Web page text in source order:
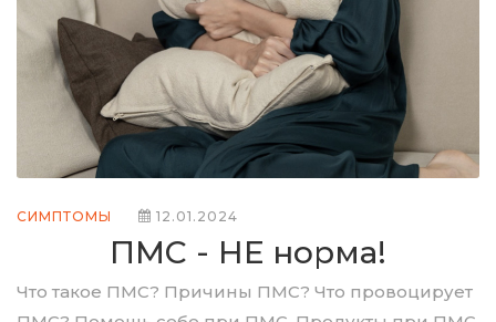
СИМПТОМЫ 12.01.2024
ПМС - НЕ норма!
Что такое ПМС? Причины ПМС? Что провоцирует